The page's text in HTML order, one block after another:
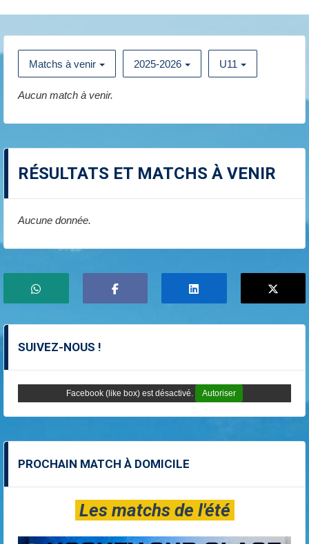
Matchs à venir 2025-2026 U11
Aucun match à venir.
RÉSULTATS ET MATCHS À VENIR
Aucune donnée.
SUIVEZ-NOUS !
Facebook (like box) est désactivé. Autoriser
PROCHAIN MATCH À DOMICILE
Les matchs de l'été